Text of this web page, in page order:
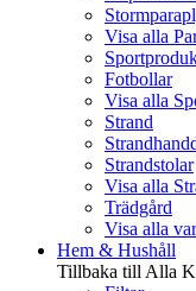
Visa alla
Fotbollar
Visa alla
Strand
Strandstolar
Visa alla
Trädgård
Visa alla
Hem & Hushåll
Tillbaka till Alla